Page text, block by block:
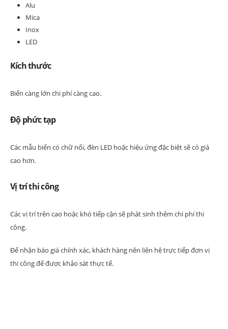
Alu
Mica
Inox
LED
Kích thước
Biển càng lớn chi phí càng cao.
Độ phức tạp
Các mẫu biển có chữ nổi, đèn LED hoặc hiệu ứng đặc biệt sẽ có giá
cao hơn.
Vị trí thi công
Các vị trí trên cao hoặc khó tiếp cận sẽ phát sinh thêm chi phí thi
công.
Để nhận báo giá chính xác, khách hàng nên liên hệ trực tiếp đơn vị
thi công để được khảo sát thực tế.